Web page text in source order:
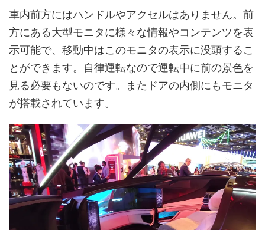
車内前方にはハンドルやアクセルはありません。前
方にある大型モニタに様々な情報やコンテンツを表
示可能で、移動中はこのモニタの表示に没頭するこ
とができます。自律運転なので運転中に前の景色を
見る必要もないのです。またドアの内側にもモニタ
が搭載されています。